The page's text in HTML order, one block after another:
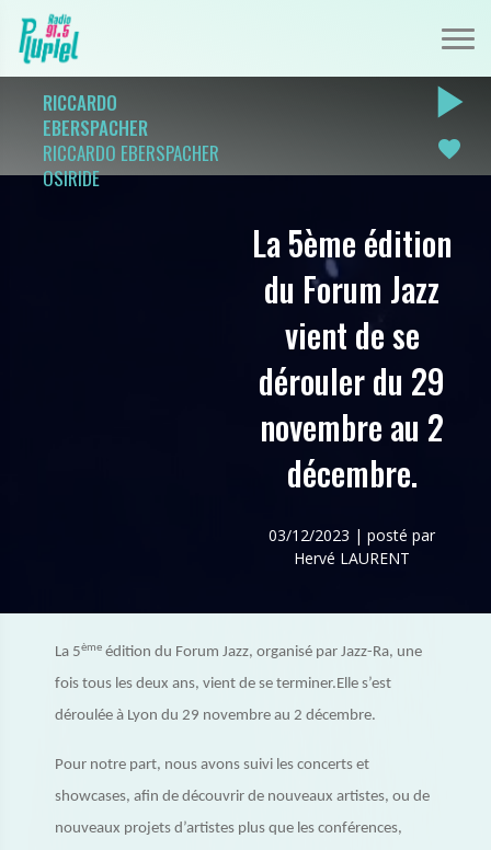
RICCARDO
EBERSPACHER
RICCARDO EBERSPACHER
OSIRIDE
play_arrow
favorite
La 5ème édition
du Forum Jazz
vient de se
dérouler du 29
novembre au 2
décembre.
03/12/2023 | posté par
Hervé LAURENT
La 5ème édition du Forum Jazz, organisé par Jazz-Ra, une
fois tous les deux ans, vient de se terminer.Elle s’est
déroulée à Lyon du 29 novembre au 2 décembre.
Pour notre part, nous avons suivi les concerts et
showcases, afin de découvrir de nouveaux artistes, ou de
nouveaux projets d’artistes plus que les conférences,